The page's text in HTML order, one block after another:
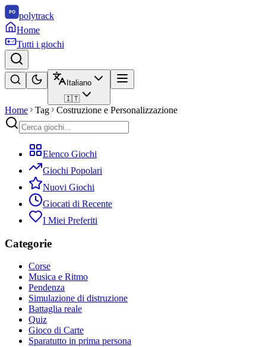
polytrack
Home
Tutti i giochi
Italiano
🇮🇹
Home Tag Costruzione e Personalizzazione
Elenco Giochi
Giochi Popolari
Nuovi Giochi
Giocati di Recente
I Miei Preferiti
Categorie
Corse
Musica e Ritmo
Pendenza
Simulazione di distruzione
Battaglia reale
Quiz
Gioco di Carte
Sparatutto in prima persona